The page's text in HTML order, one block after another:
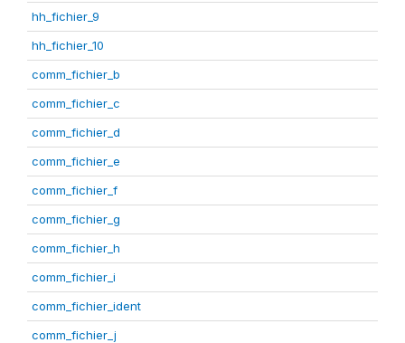
hh_fichier_9
hh_fichier_10
comm_fichier_b
comm_fichier_c
comm_fichier_d
comm_fichier_e
comm_fichier_f
comm_fichier_g
comm_fichier_h
comm_fichier_i
comm_fichier_ident
comm_fichier_j